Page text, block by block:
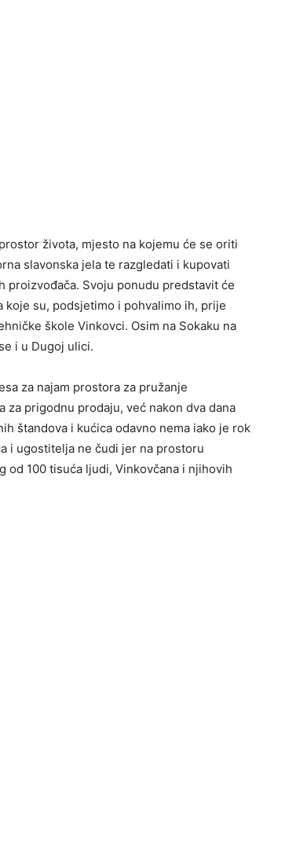
života, mjesto na kojemu će se oriti
slavonska jela te razgledati i kupovati
Svoju ponudu predstavit će
koje su, podsjetimo i pohvalimo ih, prije
škole Vinkovci. Osim na Sokaku na
i u Dugoj ulici.
za najam prostora za pružanje
prigodnu prodaju, već nakon dva dana
štandova i kućica odavno nema iako je rok
i ugostitelja ne čudi jer na prostoru
od 100 tisuća ljudi, Vinkovčana i njihovih